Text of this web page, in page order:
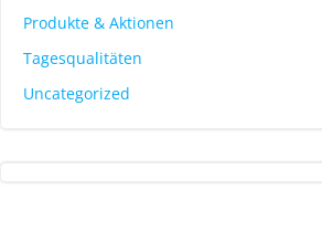
Produkte & Aktionen
Tagesqualitäten
Uncategorized